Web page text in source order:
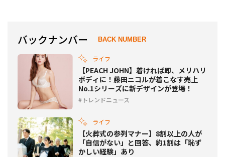
バックナンバー BACK NUMBER
ライフ
【PEACH JOHN】着ければ即、メリハリ
ボディに！藤田ニコルが着こなす売上
No.1シリーズに新デザインが登場！
トレンドニュース
ライフ
【火葬式の参列マナー】8割以上の人が
「自信がない」と回答、約1割は「恥ず
かしい経験」あり